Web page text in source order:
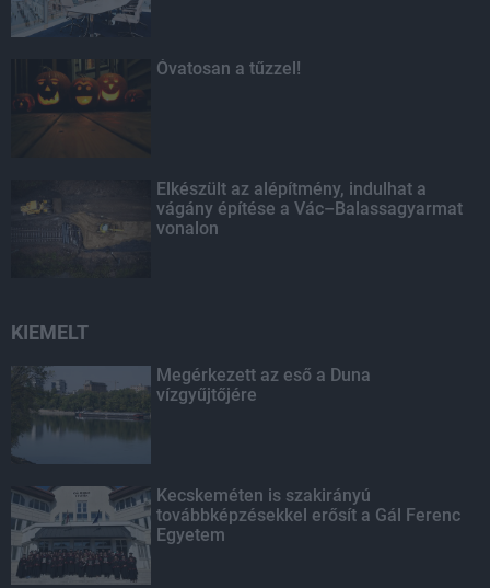
Óvatosan a tűzzel!
Elkészült az alépítmény, indulhat a
vágány építése a Vác–Balassagyarmat
vonalon
KIEMELT
Megérkezett az eső a Duna
vízgyűjtőjére
Kecskeméten is szakirányú
továbbképzésekkel erősít a Gál Ferenc
Egyetem